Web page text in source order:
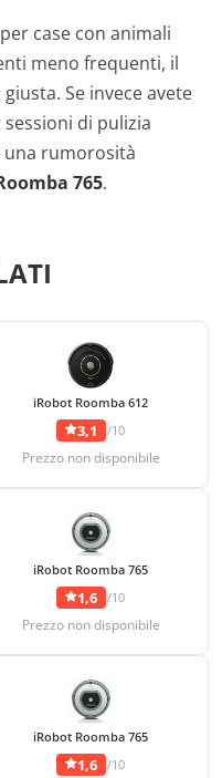
case con animali
meno frequenti, il
giusta. Se invece avete
di pulizia
una rumorosità
765.
iRobot Roomba 612
3,1 /10
Prezzo non disponibile
iRobot Roomba 765
1,6 /10
Prezzo non disponibile
iRobot Roomba 765
1,6 /10